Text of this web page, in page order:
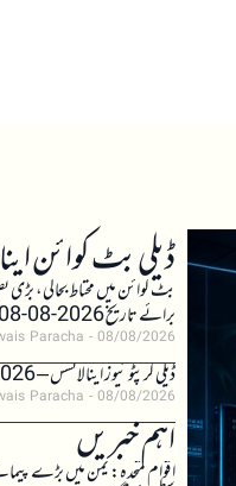
ڈیلی بٹ کوائن
برائے تاریخ 2026-08-08
Paracha 08/08/2026
ڈیلی کرپٹو نیوز اینالائسس – 2026-08-08
Paracha 08/08/2026
اہم خبریں
اقوام متحدہ: یمن میں بڑے